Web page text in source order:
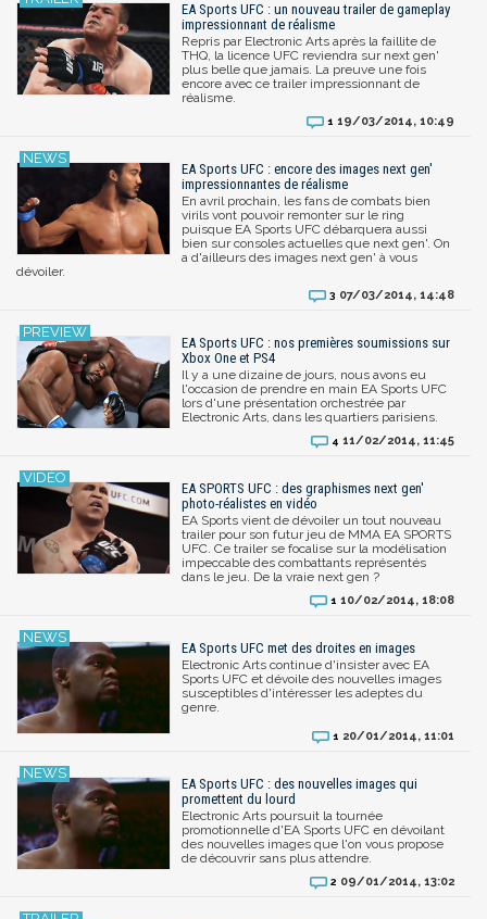
EA Sports UFC : un nouveau trailer de gameplay
impressionnant de réalisme
Repris par Electronic Arts après la faillite de
THQ, la licence UFC reviendra sur next gen'
plus belle que jamais. La preuve une fois
encore avec ce trailer impressionnant de
réalisme.
1 19/03/2014, 10:49
EA Sports UFC : encore des images next gen'
impressionnantes de réalisme
En avril prochain, les fans de combats bien
virils vont pouvoir remonter sur le ring
puisque EA Sports UFC débarquera aussi
bien sur consoles actuelles que next gen'. On
a d'ailleurs des images next gen' à vous
dévoiler.
3 07/03/2014, 14:48
EA Sports UFC : nos premières soumissions sur
Xbox One et PS4
Il y a une dizaine de jours, nous avons eu
l'occasion de prendre en main EA Sports UFC
lors d'une présentation orchestrée par
Electronic Arts, dans les quartiers parisiens.
4 11/02/2014, 11:45
EA SPORTS UFC : des graphismes next gen'
photo-réalistes en vidéo
EA Sports vient de dévoiler un tout nouveau
trailer pour son futur jeu de MMA EA SPORTS
UFC. Ce trailer se focalise sur la modélisation
impeccable des combattants représentés
dans le jeu. De la vraie next gen ?
1 10/02/2014, 18:08
EA Sports UFC met des droites en images
Electronic Arts continue d'insister avec EA
Sports UFC et dévoile des nouvelles images
susceptibles d'intéresser les adeptes du
genre.
1 20/01/2014, 11:01
EA Sports UFC : des nouvelles images qui
promettent du lourd
Electronic Arts poursuit la tournée
promotionnelle d'EA Sports UFC en dévoilant
des nouvelles images que l'on vous propose
de découvrir sans plus attendre.
2 09/01/2014, 13:02